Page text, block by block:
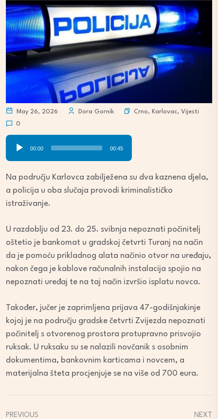
May 26, 2026 Dora Gornik Crno, Karlovac, Vijesti
0
Audio
Player
00:00 00:45
Na području Karlovca zabilježena su dva kaznena djela,
a policija u oba slučaja provodi kriminalističko
istraživanje.
U razdoblju od 23. do 25. svibnja nepoznati počinitelj
oštetio je bankomat u gradskoj četvrti Turanj na način
da je pomoću prikladnog alata načinio otvor na uređaju,
nakon čega je kablove računalnih instalacija spojio na
nepoznati uređaj te na taj način izvršio isplatu novca.
Također, jučer je zaprimljena prijava 47-godišnjakinje
kojoj je na području gradske četvrti Zvijezda nepoznati
počinitelj s otvorenog prostora protupravno prisvojio
ruksak. U ruksaku su se nalazili novčanik s osobnim
dokumentima, bankovnim karticama i novcem, a
materijalna šteta procjenjuje se na više od 700 eura.
PREVIOUS
NEXT